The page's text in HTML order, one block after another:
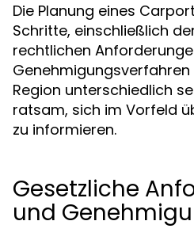
Die Planung eines
Schritte, einschließlich
rechtlichen
Region unterschiedlich
ratsam, sich im Vorfeld
zu informieren.
Gesetzliche
und